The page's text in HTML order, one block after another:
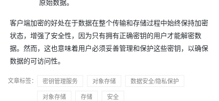
原始数据。
客户端加密的好处在于数据在整个传输和存储过程中始终保持加密
状态，增强了安全性，因为只有拥有正确密钥的用户才能解密数
据。然而，这也意味着用户必须妥善管理和保护这些密钥，以确保
数据的可访问性。
文章标签： 密钥管理服务 对象存储
数据安全/隐私保护
对象存储
存储
安全